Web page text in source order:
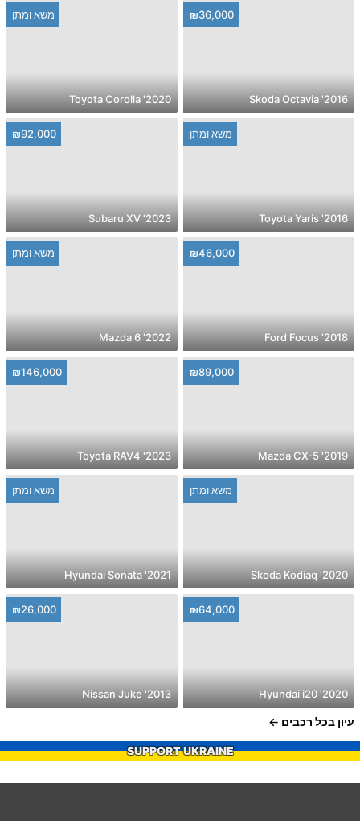
₪36,000
2016' Skoda Octavia
משא ומתן
2020' Toyota Corolla
משא ומתן
2016' Toyota Yaris
₪92,000
2023' Subaru XV
₪46,000
2018' Ford Focus
משא ומתן
2022' Mazda 6
₪89,000
2019' Mazda CX-5
₪146,000
2023' Toyota RAV4
משא ומתן
2020' Skoda Kodiaq
משא ומתן
2021' Hyundai Sonata
₪64,000
2020' Hyundai i20
₪26,000
2013' Nissan Juke
עיון בכל רכבים
SUPPORT UKRAINE